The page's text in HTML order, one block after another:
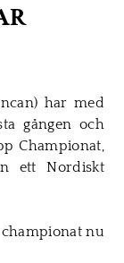
har med
gången och
Championat,
ett Nordiskt
nu